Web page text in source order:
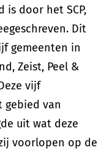
is door het SCP,
Dit
gemeenten in
Zeist, Peel &
vijf
gebied van
uit wat deze
voorlopen op de